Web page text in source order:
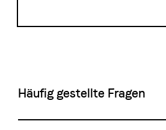
Häufig gestellte Fragen